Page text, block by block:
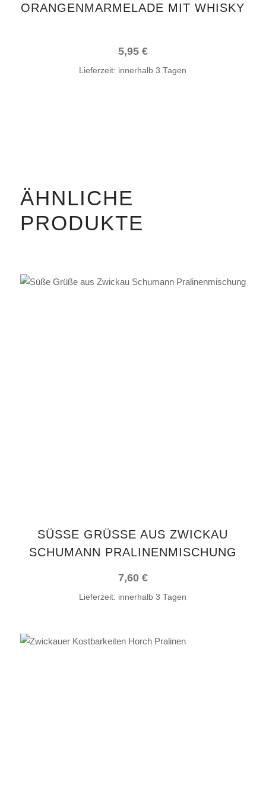
ORANGENMARMELADE MIT WHISKY
5,95 €
Lieferzeit: innerhalb 3 Tagen
ÄHNLICHE
PRODUKTE
SÜSSE GRÜSSE AUS ZWICKAU SC
HUMANN PRALINENMISCHUNG
7,60 €
Lieferzeit: innerhalb 3 Tagen